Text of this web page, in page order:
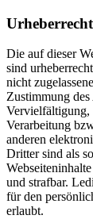
Urheberrecht
Die auf dieser
sind
nicht
Zustimmung
Vervielfältigung,
Verarbeitung
anderen
Dritter sind als
und strafbar.
für den
erlaubt.